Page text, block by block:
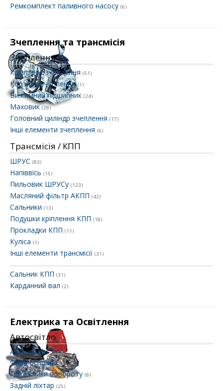
Ремкомплект паливного насосу (6)
Зчеплення та трансмісія
Зчеплення
Комплект зчеплення (51)
Корзина зчеплення(1)
Вижимний підшипник (24)
Маховик(28)
Головний циліндр зчеплення (17)
Інші елементи зчеплення (6)
Трансмісія / КПП
ШРУС (83)
Напіввісь (15)
Пильовик ШРУСу (123)
Масляний фільтр АКПП (42)
Сальники (13)
Подушки кріплення КПП (18)
Прокладки КПП (11)
Куліса (1)
Інші елементи трансмісії (31)
Сальник КПП (31)
Карданний вал (2)
Електрика та Освітлення
Автосвітло
Автолампи
Фара основна(26)
Покажчики повороту (8)
Задній ліхтар (25)